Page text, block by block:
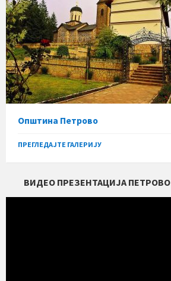
Општина Петрово
ПРЕГЛЕДАЈТЕ ГАЛЕРИЈУ
ВИДЕО ПРЕЗЕНТАЦИЈА ПЕТРОВО